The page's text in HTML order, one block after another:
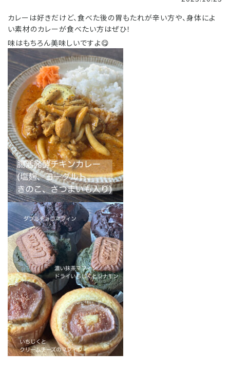
カレーは好きだけど、食べた後の胃もたれが辛い方や、身体によ
い素材のカレーが食べたい方はぜひ！
味はもちろん美味しいですよ😋